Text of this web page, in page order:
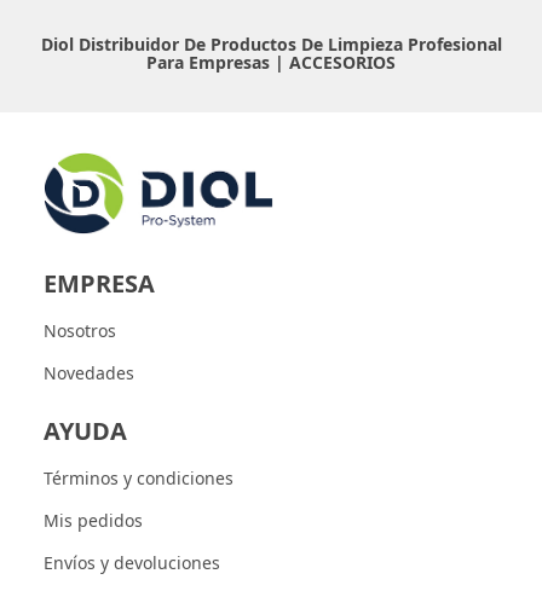
Diol Distribuidor De Productos De Limpieza Profesional
Para Empresas | ACCESORIOS
EMPRESA
Nosotros
Novedades
AYUDA
Términos y condiciones
Mis pedidos
Envíos y devoluciones